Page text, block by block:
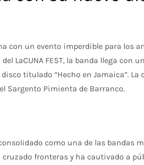
con un evento imperdible para los
LaCUNA FEST, la banda llega con
titulado “Hecho en Jamaica”. La
Sargento Pimienta de Barranco.
como una de las bandas
fronteras y ha cautivado a